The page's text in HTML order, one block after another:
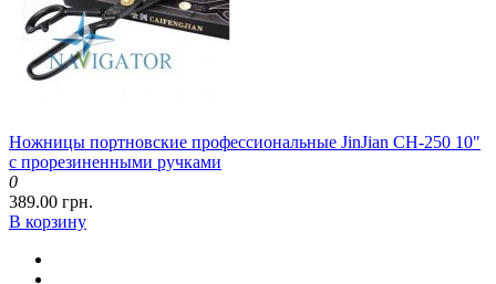
Ножницы портновские профессиональные JinJian CH-250 10"
с прорезиненными ручками
0
389.00 грн.
В корзину